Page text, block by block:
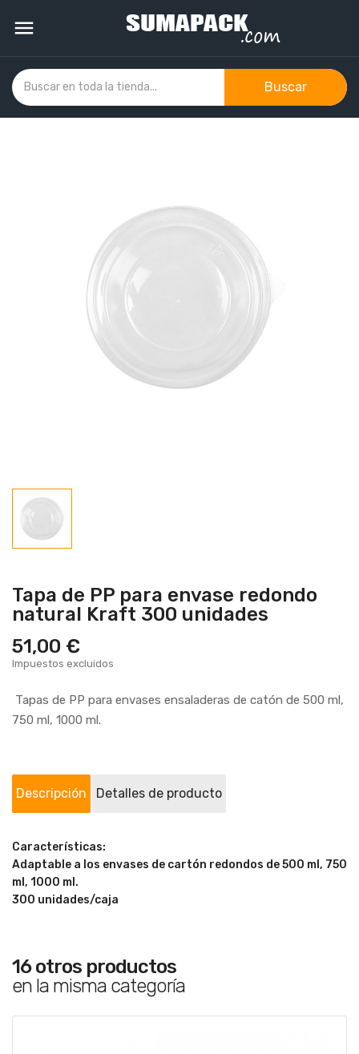

Buscar
Tapa de PP para envase redondo
natural Kraft 300 unidades
51,00 €
Impuestos excluidos
Tapas de PP para envases ensaladeras de catón de 500 ml,
750 ml, 1000 ml.
Descripción Detalles de producto
Características:
Adaptable a los envases de cartón redondos de 500 ml, 750
ml, 1000 ml.
300 unidades/caja
16 otros productos
en la misma categoría